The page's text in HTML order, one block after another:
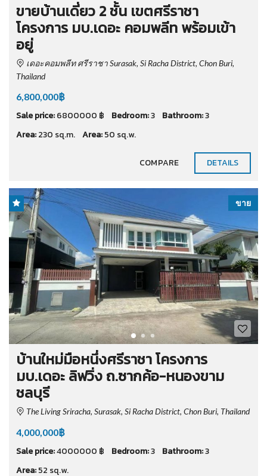
ขายบ้านเดี่ยว 2 ชั้น เขตศรีราชา
โครงการ มบ.เดอะ คอมพลีท พร้อมเข้า
อยู่
เดอะคอมพลีท ศรีราชา Surasak, Si Racha District, Chon Buri,
Thailand
6,800,000฿
Sale price:6800000 ฿ Bedroom:3 Bathroom:3
Area:230 sq.m. Area:50 sq.w.
COMPARE DETAILS
ขาย
บ้านใหม่มือหนึ่งศรีราชา โครงการ
มบ.เดอะ ลิฟวิ่ง ถ.ซากค้อ-หนองขาม
ชลบุรี
The Living Sriracha, Surasak, Si Racha District, Chon Buri, Thailand
4,000,000฿
Sale price:4000000 ฿ Bedroom:3 Bathroom:3
Area:52 sq.w.